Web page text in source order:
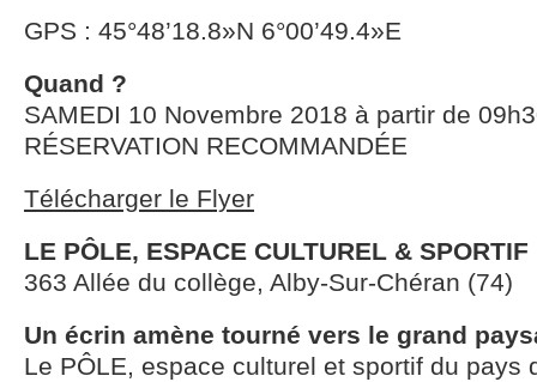
GPS : 45°48’18.8»N 6°00’49.4»E
Quand ?
SAMEDI 10 Novembre 2018 à partir de
RÉSERVATION RECOMMANDÉE
Télécharger le Flyer
LE PÔLE, ESPACE CULTUREL & SPORTIF
363 Allée du collège, Alby-Sur-Chéran (74)
Un écrin amène tourné vers le grand
Le PÔLE, espace culturel et sportif du pays